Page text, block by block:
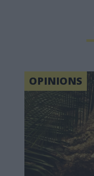
OPINIONS